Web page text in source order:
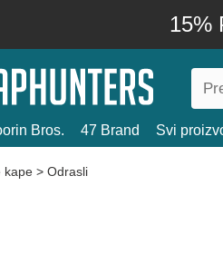
15%
Bros. 47 Brand Svi
kape > Odrasli